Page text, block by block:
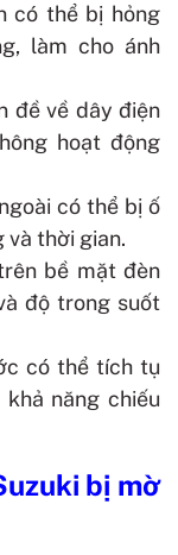
có thể bị hỏng
làm cho ánh
đề về dây điện
hoạt động
có thể bị ố
thời gian.
bề mặt đèn
độ trong suốt
có thể tích tụ
năng chiếu
bị mờ